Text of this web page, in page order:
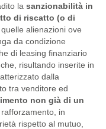
la sanzionabilità in
di riscatto (o di
alienazioni ove
da condizione
di leasing finanziario
risultando inserite in
dalla
tra venditore ed
non già di un
rafforzamento, in
rispetto al mutuo,